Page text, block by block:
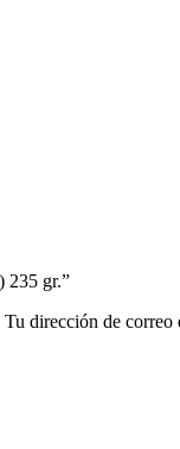
235 gr.”
Tu dirección de correo